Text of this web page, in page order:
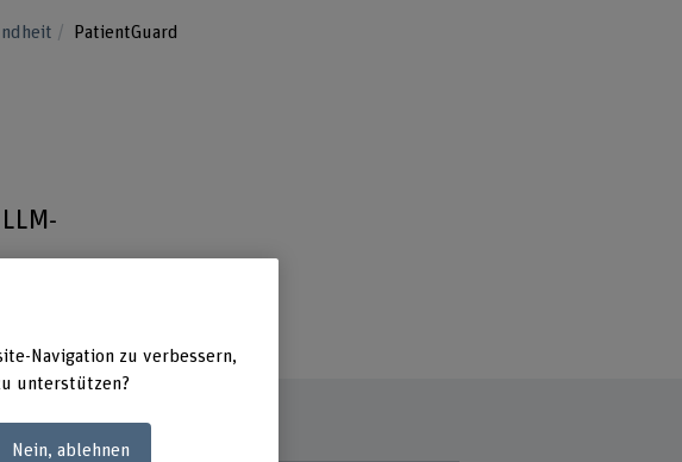
PatientGuard
Navigation zu verbessern,
unterstützen?
Nein, ablehnen